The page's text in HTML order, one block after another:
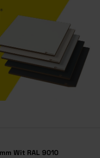
Wit RAL 9010